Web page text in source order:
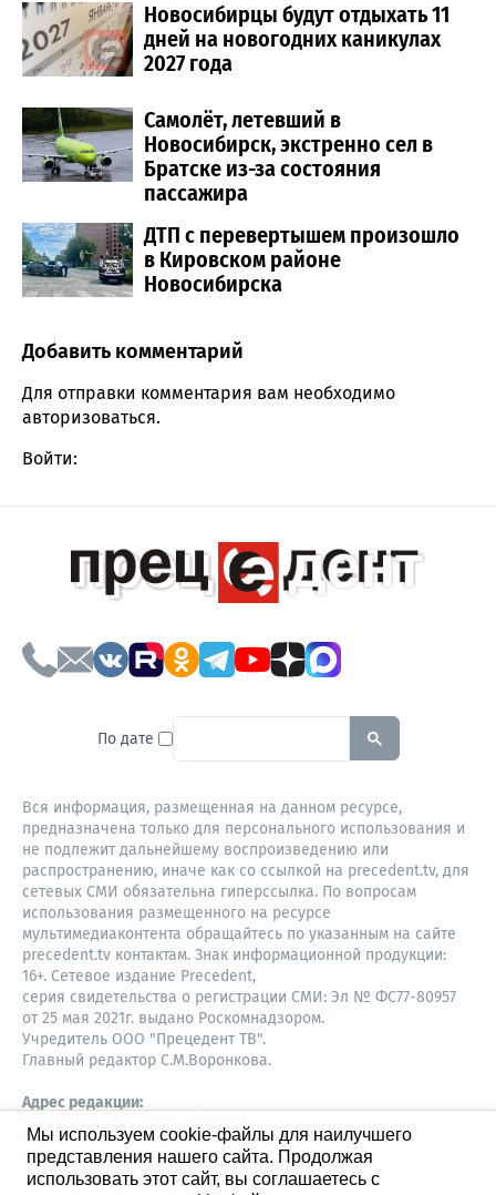
Новосибирцы будут отдыхать 11
дней на новогодних каникулах
2027 года
Самолёт, летевший в
Новосибирск, экстренно сел в
Братске из-за состояния
пассажира
ДТП с перевертышем произошло
в Кировском районе
Новосибирска
Comment section
Добавить комментарий
Для отправки комментария вам необходимо
авторизоваться.
Войти:
По дате To search this site, enter a
Вся информация, размещенная на данном ресурсе,
предназначена только для персонального использования и
не подлежит дальнейшему воспроизведению или
распространению, иначе как со ссылкой на precedent.tv, для
сетевых СМИ обязательна гиперссылка. По вопросам
использования размещенного на ресурсе
мультимедиаконтента обращайтесь по указанным на сайте
precedent.tv контактам. Знак информационной продукции:
16+. Сетевое издание Precedent,
серия свидетельства о регистрации СМИ: Эл № ФС77-80957
от 25 мая 2021г. выдано Роскомнадзором.
Учредитель ООО "Прецедент ТВ".
Главный редактор С.М.Воронкова.
Адрес редакции:
630087,
Новосибирск
8-960-779-12-96,
Мы используем cookie-файлы для наилучшего
представления нашего сайта. Продолжая
использовать этот сайт, вы соглашаетесь с